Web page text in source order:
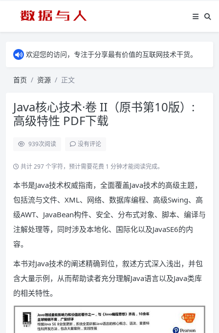
欢迎您的访问，专注于分享最有价值的互联网技术干货。
首页 资源 正文
Java核心技术·卷 II（原书第10版）:
高级特性 PDF下载
939次阅读 没有评论
共计 297 个字符，预计需要花费 1 分钟才能阅读完成。
本书是Java技术权威指南，全面覆盖Java技术的高级主题，
包括流与文件、XML、网络、数据库编程、高级Swing、高
级AWT、JavaBean构件、安全、分布式对象、脚本、编译与
注解处理等，同时涉及本地化、国际化以及JavaSE6的内
容。
本书对Java技术的阐述精确到位，叙述方式深入浅出，并包
含大量示例，从而帮助读者充分理解Java语言以及Java类库
的相关特性。